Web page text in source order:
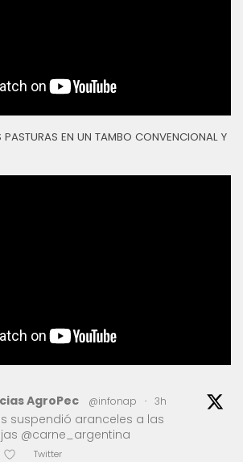
EN UN TAMBO CONVENCIONAL Y
AgroPec @infonap · 3h
suspendió aranceles a las
@carne_argentina
Twitter